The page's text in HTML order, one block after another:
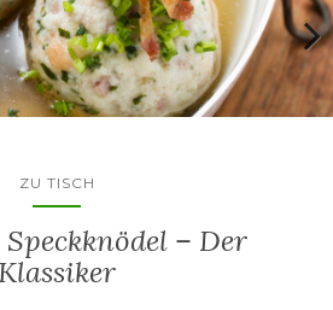
ZU TISCH
– Der
Klassiker